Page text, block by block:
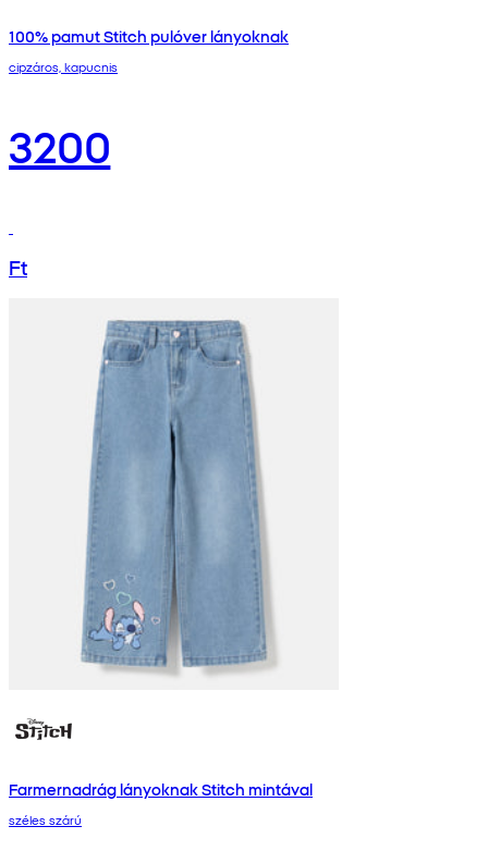
100% pamut Stitch pulóver lányoknak
cipzáros, kapucnis
3200
Ft
Farmernadrág lányoknak Stitch mintával
széles szárú